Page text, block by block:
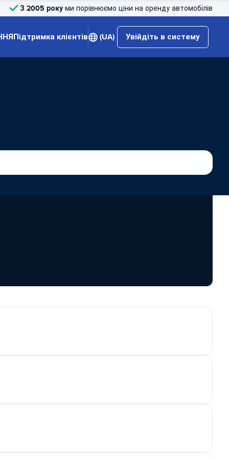
З 2005 року ми порівнюємо ціни на оренду автомобілів
Підтримка клієнтів (UA) Увійдіть в систему